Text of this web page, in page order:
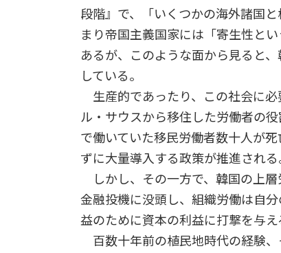
段階』で、「いくつかの海外諸国
まり帝国主義国家には「寄生性と
あるが、このような面から見ると
している。
生産的であったり、この社会に
ル・サウスから移住した労働者の
で働いていた移民労働者数十人が
ずに大量導入する政策が推進される
しかし、その一方で、韓国の上
金融投機に没頭し、組織労働は自
益のために資本の利益に打撃を与
百数十年前の植民地時代の経験